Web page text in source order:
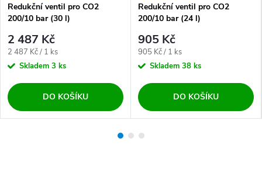
Redukční ventil pro CO2
200/10 bar (30 l)
2 487 Kč
Měrná cena:
2 487 Kč / 1 ks
Skladem 3 ks
DO KOŠÍKU
Redukční ventil pro CO2
200/10 bar (24 l)
905 Kč
Měrná cena:
905 Kč / 1 ks
Skladem 38 ks
DO KOŠÍKU